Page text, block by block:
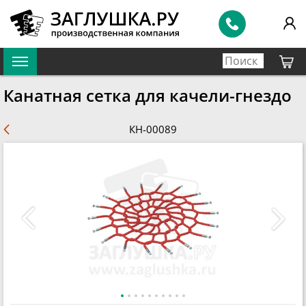
Канатная сетка для качели-гнездо
КН-00089